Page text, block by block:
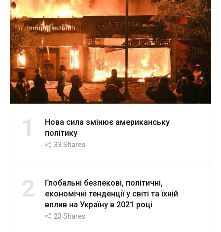
1
Нова сила змінює американську
політику
33 Shares
2
Глобальні безпекові, політичні,
економічні тенденції у світі та їхній
вплив на Україну в 2021 році
23 Shares